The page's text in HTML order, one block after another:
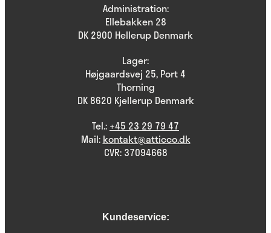
Administration:
Ellebakken 28
DK 2900 Hellerup Denmark
Lager:
Højgaardsvej 25, Port 4
Thorning
DK 8620 Kjellerup Denmark
Tel.: +45 23 29 79 47
Mail: kontakt@atticco.dk
CVR: 37094668
Kundeservice: